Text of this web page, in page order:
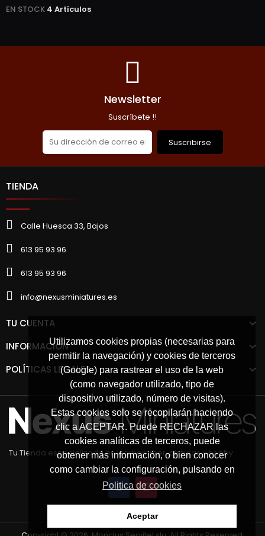
Utilizamos cookies propias (necesarias para
permitir la navegación) y cookies de terceros
(Google) para rastrear el uso de la web
(como navegador utilizado, tipo de
dispositivo utilizado, número de visitas).
Estas cookies solo se recopilarán haciendo
clic a ACEPTAR. Puede RECHAZAR las
cookies analíticas de terceros, puede
obtener más información, o bien conocer
como cambiar la configuración, pulsando en
Politica de cookies
Aceptar
EN STOCK 4 Artículos
Newsletter
Suscríbete !!
Suscribirse
TIENDA
Calle Huesca 33, Bajos
613 95 93 96
613 95 93 96
info@nexusminiatures.es
TU CUENTA
INFORMACIÓN
POLÍTICAS LEGALES
Tu Tienda especializada en warhammer, pinturas y hobby